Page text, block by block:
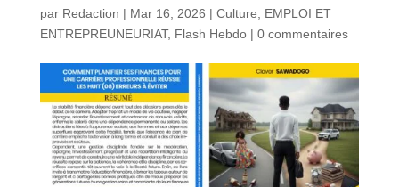
par Redaction | Mar 16, 2026 | Culture
EMPLOI ET
ENTREPREUNEURIAT, Flash Hebdo| 0 commentaires